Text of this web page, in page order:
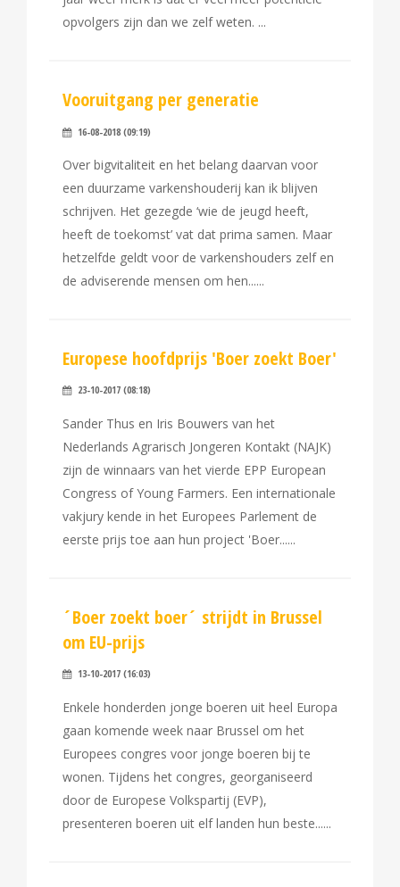
opvolgers zijn dan we zelf weten.
Vooruitgang per generatie
16-08-2018 (09:19)
Over bigvitaliteit en het belang daarvan voor
een duurzame varkenshouderij kan ik blijven
schrijven. Het gezegde ‘wie de jeugd heeft,
heeft de toekomst’ vat dat prima samen. Maar
hetzelfde geldt voor de varkenshouders zelf en
de adviserende mensen om hen...
Europese hoofdprijs 'Boer zoekt Boer'
23-10-2017 (08:18)
Sander Thus en Iris Bouwers van het
Nederlands Agrarisch Jongeren Kontakt (NAJK)
zijn de winnaars van het vierde EPP European
Congress of Young Farmers. Een internationale
vakjury kende in het Europees Parlement de
eerste prijs toe aan hun project 'Boer...
´Boer zoekt boer´ strijdt in Brussel
om EU-prijs
13-10-2017 (16:03)
Enkele honderden jonge boeren uit heel Europa
gaan komende week naar Brussel om het
Europees congres voor jonge boeren bij te
wonen. Tijdens het congres, georganiseerd
door de Europese Volkspartij (EVP),
presenteren boeren uit elf landen hun beste...